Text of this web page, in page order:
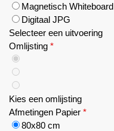
Magnetisch Whiteboard
Digitaal JPG
Selecteer een uitvoering
Omlijsting *
Kies een omlijsting
Afmetingen Papier *
80x80 cm